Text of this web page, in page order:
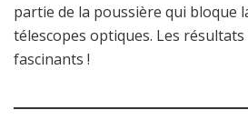
partie de la poussière qui bloque
télescopes optiques. Les
fascinants !